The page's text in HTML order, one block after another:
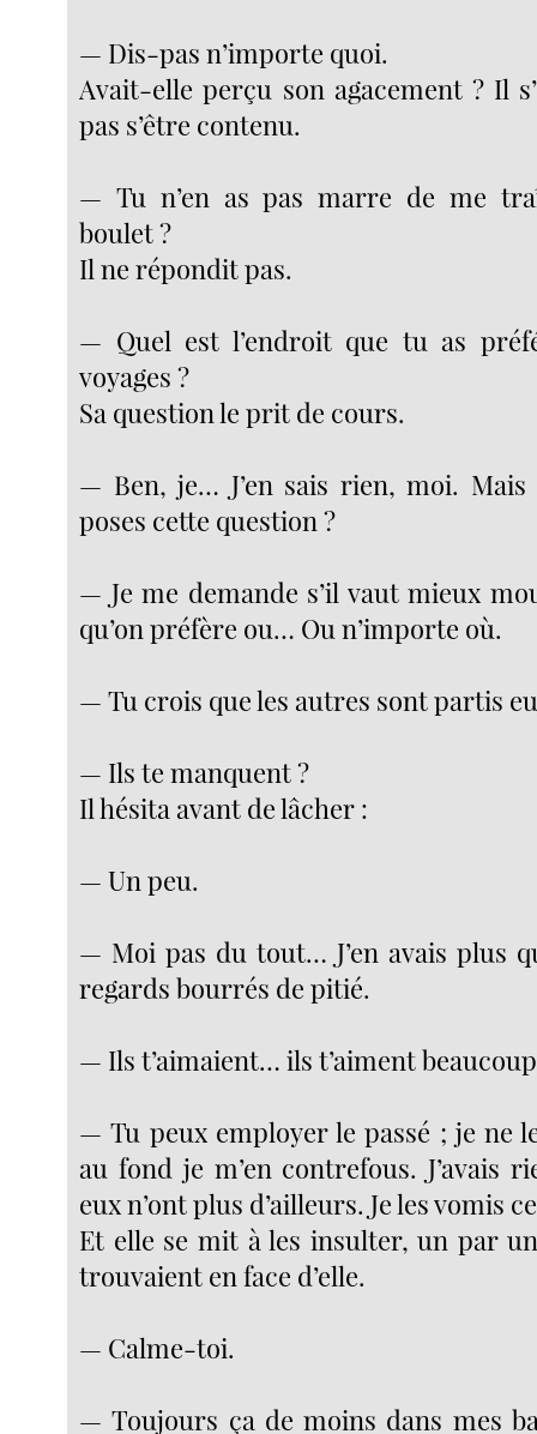
— Dis-pas n’importe quoi.
Avait-elle perçu son agacement ? Il
pas s’être contenu.
— Tu n’en as pas marre de me
boulet ?
Il ne répondit pas.
— Quel est l’endroit que tu as
voyages ?
Sa question le prit de cours.
— Ben, je… J’en sais rien, moi.
poses cette question ?
— Je me demande s’il vaut mieux
qu’on préfère ou… Ou n’importe où.
— Tu crois que les autres sont partis
— Ils te manquent ?
Il hésita avant de lâcher :
— Un peu.
— Moi pas du tout… J’en avais plus
regards bourrés de pitié.
— Ils t’aimaient… ils t’aiment
— Tu peux employer le passé ; je ne
au fond je m’en contrefous. J’avais
eux n’ont plus d’ailleurs. Je les vomis
Et elle se mit à les insulter, un par
trouvaient en face d’elle.
— Calme-toi.
— Toujours ça de moins dans mes